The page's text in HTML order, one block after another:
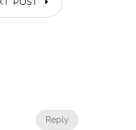
Reply